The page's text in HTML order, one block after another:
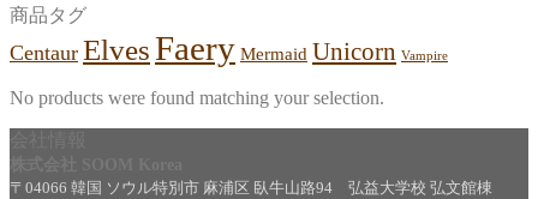
商品タグ
Centaur ElvesFaery Mermaid Unicorn Vampire
No products were found matching your selection.
〒04066 韓国 ソウル特別市 麻浦区 臥牛山路94 弘益大学校 弘文館棟